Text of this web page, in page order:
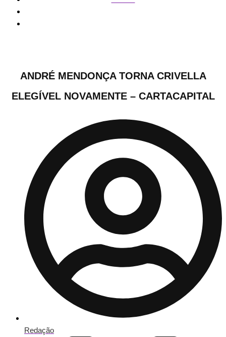
ANDRÉ MENDONÇA TORNA CRIVELLA
ELEGÍVEL NOVAMENTE – CARTACAPITAL
Redação